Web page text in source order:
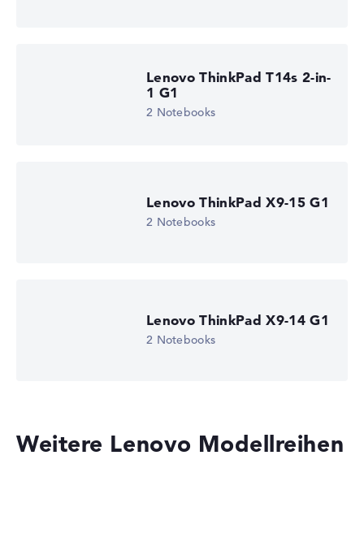
Lenovo ThinkPad T14s 2-in-
1 G1
2 Notebooks
Lenovo ThinkPad X9-15 G1
2 Notebooks
Lenovo ThinkPad X9-14 G1
2 Notebooks
Weitere Lenovo Modellreihen